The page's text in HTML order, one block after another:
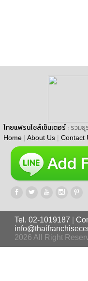
ไทยแฟรนไชส์เซ็นเตอร์ : รวมธุ
Home | About Us | Contact
Tel. 02-1019187
2026 All Right